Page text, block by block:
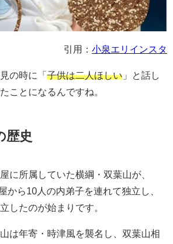
引用： 小泉エリインスタ
の時に「 子供は二人ほしい 」と話し
ことになるんですね。
歴史
に所属していた横綱・双葉山が、
から10人の内弟子を連れて独立し、
したのが始まりです。
は年寄・時津風を襲名し、双葉山相